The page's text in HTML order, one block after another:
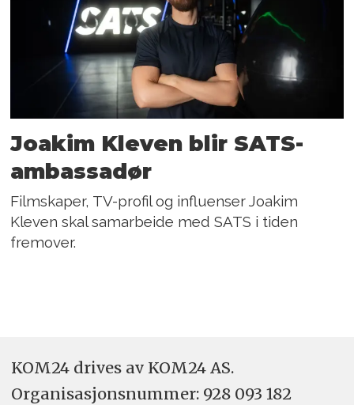
Joakim Kleven blir SATS-
ambassadør
Filmskaper, TV-profil og influenser Joakim
Kleven skal samarbeide med SATS i tiden
fremover.
KOM24 drives av KOM24 AS.
Organisasjons­nummer: 928 093 182